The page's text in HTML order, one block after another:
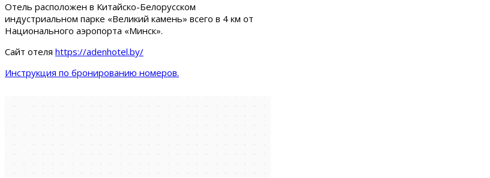
Отель расположен в Китайско-Белорусском
индустриальном парке «Великий камень» всего в 4 км от
Национального аэропорта «Минск».
Сайт отеля https://adenhotel.by/
Инструкция по бронированию номеров.